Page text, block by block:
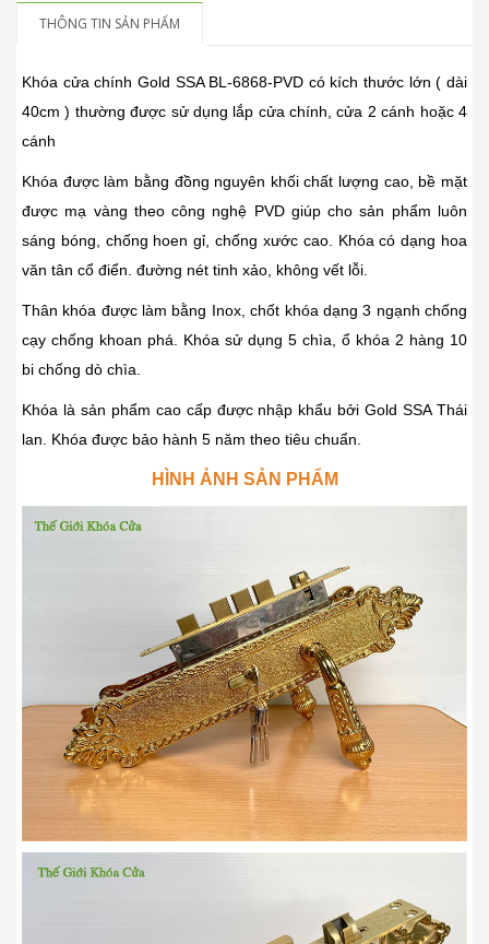
THÔNG TIN SẢN PHẨM
Khóa cửa chính Gold SSA BL-6868-PVD có kích thước lớn ( dài
40cm ) thường được sử dụng lắp cửa chính, cửa 2 cánh hoặc 4
cánh
Khóa được làm bằng đồng nguyên khối chất lượng cao, bề mặt
được mạ vàng theo công nghệ PVD giúp cho sản phẩm luôn
sáng bóng, chống hoen gỉ, chống xước cao. Khóa có dạng hoa
văn tân cổ điển. đường nét tinh xảo, không vết lỗi.
Thân khóa được làm bằng Inox, chốt khóa dạng 3 ngạnh chống
cạy chống khoan phá. Khóa sử dụng 5 chìa, ổ khóa 2 hàng 10
bi chống dò chìa.
Khóa là sản phẩm cao cấp được nhập khẩu bởi Gold SSA Thái
lan. Khóa được bảo hành 5 năm theo tiêu chuẩn.
HÌNH ẢNH SẢN PHẨM